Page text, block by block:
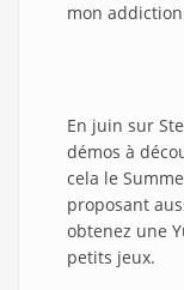
mon
En juin sur
démos à
cela le
proposant
obtenez une
petits jeux.